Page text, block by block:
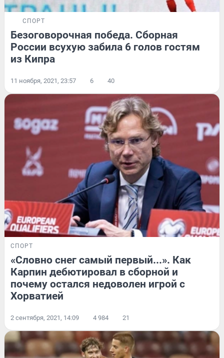
СПОРТ
Безоговорочная победа. Сборная
России всухую забила 6 голов гостям
из Кипра
11 ноября, 2021, 23:57 6 40
СПОРТ
«Словно снег самый первый...». Как
Карпин дебютировал в сборной и
почему остался недоволен игрой с
Хорватией
2 сентября, 2021, 14:09 4 984 21